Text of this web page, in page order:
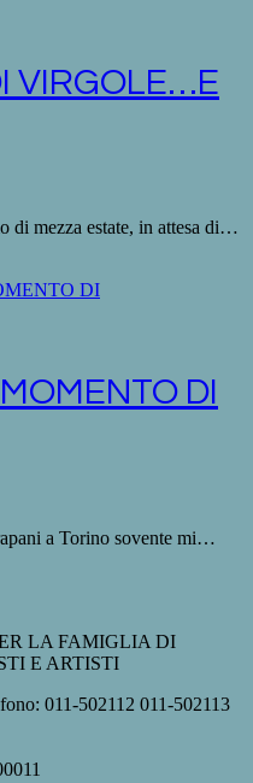
VIRGOLE…E
di mezza estate, in attesa di…
DI
a Torino sovente mi…
LA FAMIGLIA DI
E ARTISTI
011-502112 011-502113